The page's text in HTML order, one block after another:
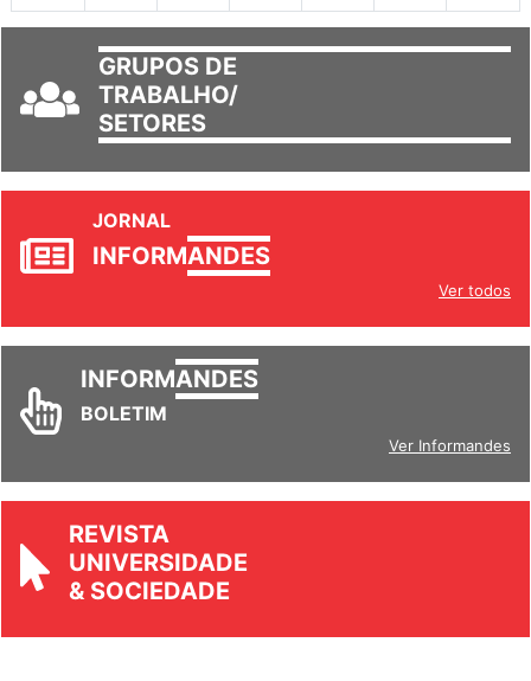
GRUPOS DE
TRABALHO/
SETORES
JORNAL
INFORMANDES
Ver todos
INFORMANDES
BOLETIM
Ver Informandes
REVISTA
UNIVERSIDADE
& SOCIEDADE